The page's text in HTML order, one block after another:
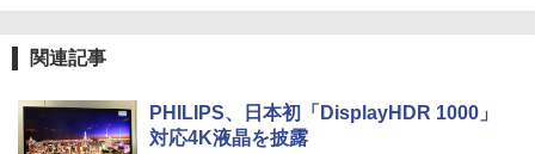
関連記事
PHILIPS、日本初「DisplayHDR 1000」
対応4K液晶を披露